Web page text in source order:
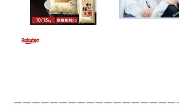
ーーーーーーーーーーーーーーーーー